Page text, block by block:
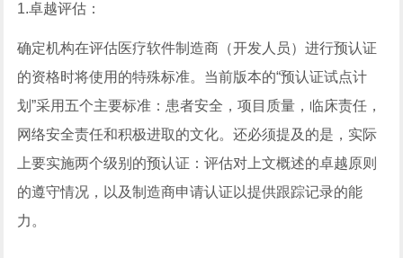
1.卓越评估：
确定机构在评估医疗软件制造商（开发人员）进行预认证
的资格时将使用的特殊标准。当前版本的“预认证试点计
划”采用五个主要标准：患者安全，项目质量，临床责任，
网络安全责任和积极进取的文化。还必须提及的是，实际
上要实施两个级别的预认证：评估对上文概述的卓越原则
的遵守情况，以及制造商申请认证以提供跟踪记录的能
力。